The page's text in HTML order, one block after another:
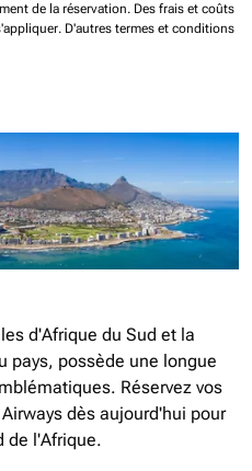
de la réservation. Des frais et coûts
D'autres termes et conditions
d'Afrique du Sud et la
pays, possède une longue
Réservez vos
dès aujourd'hui pour
de l'Afrique.